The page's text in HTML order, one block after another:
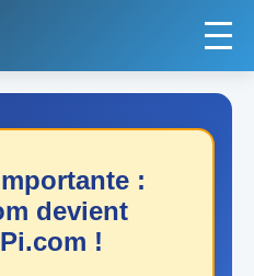
:
devient
!